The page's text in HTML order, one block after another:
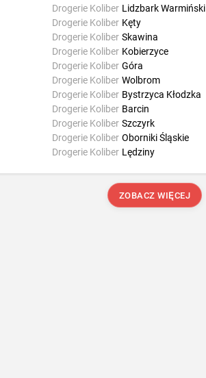
Drogerie Koliber Lidzbark Warmiński
Drogerie Koliber Kęty
Drogerie Koliber Skawina
Drogerie Koliber Kobierzyce
Drogerie Koliber Góra
Drogerie Koliber Wolbrom
Drogerie Koliber Bystrzyca Kłodzka
Drogerie Koliber Barcin
Drogerie Koliber Szczyrk
Drogerie Koliber Oborniki Śląskie
Drogerie Koliber Lędziny
ZOBACZ WIĘCEJ